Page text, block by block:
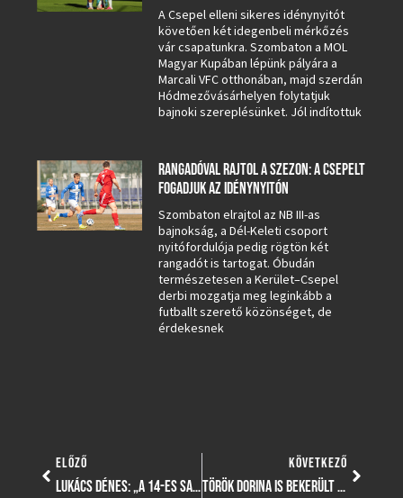
A Csepel elleni sikeres idénynyitót
követően két idegenbeli mérkőzés
vár csapatunkra. Szombaton a MOL
Magyar Kupában lépünk pályára a
Marcali VFC otthonában, majd szerdán
Hódmezővásárhelyen folytatjuk
bajnoki szereplésünket. Jól indítottuk
RANGADÓVAL RAJTOL A SZEZON: A CSEPELT
FOGADJUK AZ IDÉNYNYITÓN
Szombaton elrajtol az NB III-as
bajnokság, a Dél-Keleti csoport
nyitófordulója pedig rögtön két
rangadót is tartogat. Óbudán
természetesen a Kerület–Csepel
derbi mozgatja meg leginkább a
futballt szerető közönséget, de
érdekesnek
ELŐZŐ
LUKÁCS DÉNES: „A 14-ES SAPKÁBA MOST A SZURKOLÓTÁBOR BÚJIK”
KÖVETKEZŐ
TÖRÖK DORINA IS BEKERÜLT CSEH SÁNDOR VK-SELEJTEZŐS VÁLOGATOTT KERETÉBE